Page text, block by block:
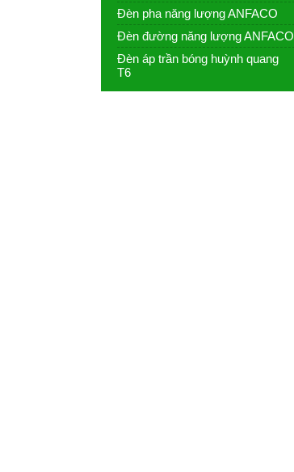
Đèn pha năng lượng ANFACO
Đèn đường năng lượng ANFACO
Đèn áp trần bóng huỳnh quang
T6